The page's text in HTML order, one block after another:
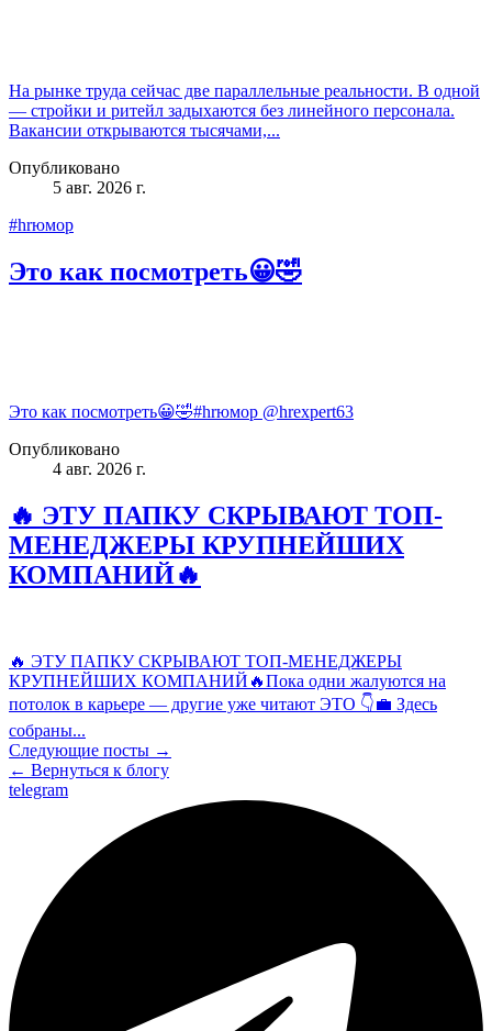
На рынке труда сейчас две параллельные реальности. В одной
— стройки и ритейл задыхаются без линейного персонала.
Вакансии открываются тысячами,...
Опубликовано
5 авг. 2026 г.
#hrюмор
Это как посмотреть😀🤣
Это как посмотреть😀🤣#hrюмор @hrexpert63
Опубликовано
4 авг. 2026 г.
🔥 ЭТУ ПАПКУ СКРЫВАЮТ ТОП-
МЕНЕДЖЕРЫ КРУПНЕЙШИХ
КОМПАНИЙ🔥
🔥 ЭТУ ПАПКУ СКРЫВАЮТ ТОП-МЕНЕДЖЕРЫ
КРУПНЕЙШИХ КОМПАНИЙ🔥Пока одни жалуются на
потолок в карьере — другие уже читают ЭТО 👇💼 Здесь
собраны...
Следующие посты →
← Вернуться к блогу
telegram